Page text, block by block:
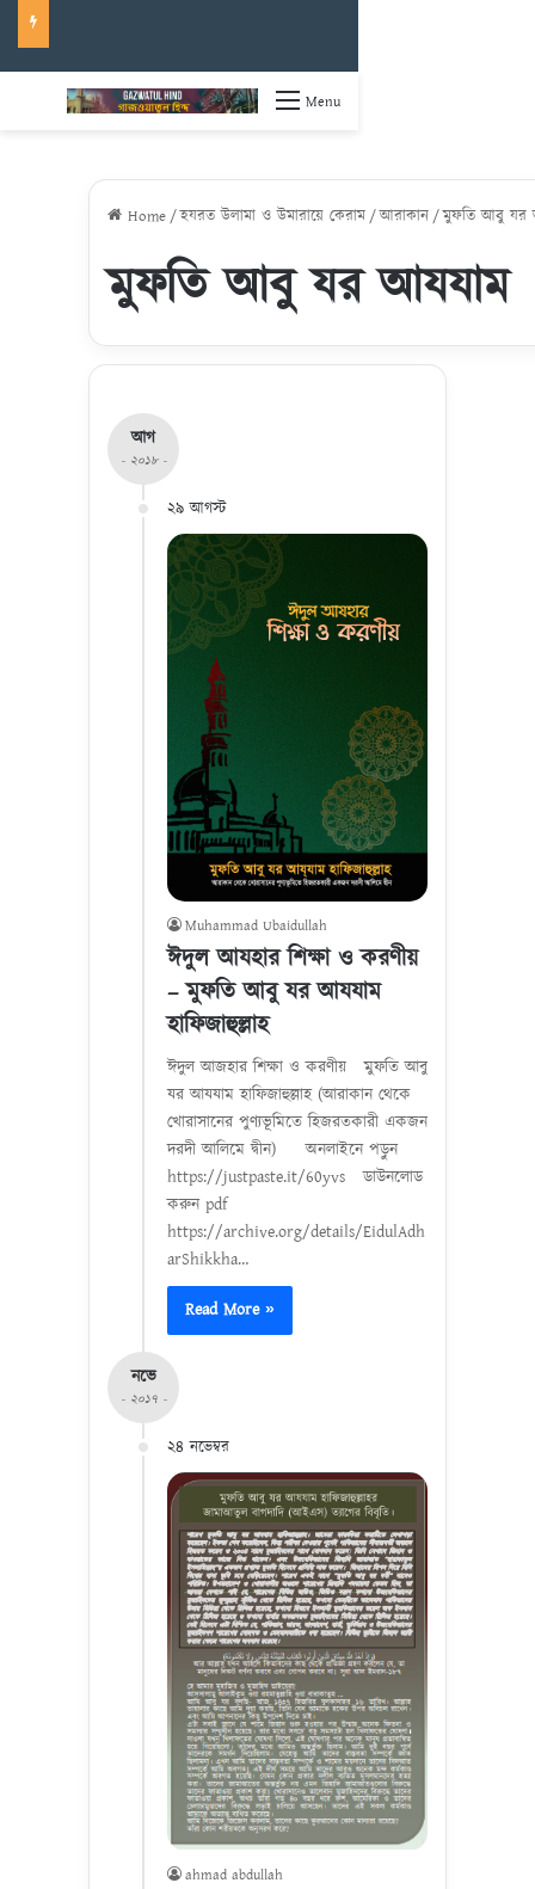
Menu
Home /হযরত উলামা ও উমারায়ে কেরাম /আরাকান /মুফতি আবু যর
মুফতি আবু যর আযযাম
আগ
- ২০১৮ -
২৯ আগস্ট
Muhammad Ubaidullah
ঈদুল আযহার শিক্ষা ও করণীয়
– মুফতি আবু যর আযযাম
হাফিজাহুল্লাহ
ঈদুল আজহার শিক্ষা ও করণীয় মুফতি আবু
যর আযযাম হাফিজাহুল্লাহ (আরাকান থেকে
খোরাসানের পুণ্যভূমিতে হিজরতকারী একজন
দরদী আলিমে দ্বীন) অনলাইনে পড়ুন
https://justpaste.it/60yvs ডাউনলোড
করুন pdf
https://archive.org/details/EidulAdh
arShikkha…
Read More »
নভে
- ২০১৭ -
২৪ নভেম্বর
ahmad abdullah